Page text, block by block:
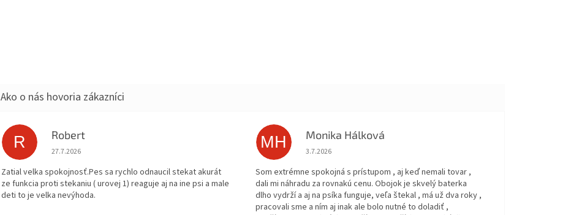
R Robert
Hodnotenie obchodu je 5 z 5 hviezdičiek.
27.7.2026
Zatial velka spokojnosť.Pes sa rychlo odnaucil stekat akurát
ze funkcia proti stekaniu ( urovej 1) reaguje aj na ine psi a male
deti to je velka nevýhoda.
MH Monika Hálková
Hodnotenie obchodu je 5 z 5 hviezdičiek.
3.7.2026
Som extrémne spokojná s prístupom , aj keď nemali tovar ,
dali mi náhradu za rovnakú cenu. Obojok je skvelý baterka
dlho vydrží a aj na psíka funguje, veľa štekal , má už dva roky ,
pracovali sme a ním aj inak ale bolo nutné to doladiť ,